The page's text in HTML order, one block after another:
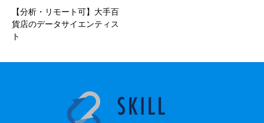
【分析・リモート可】大手百
貨店のデータサイエンティス
ト